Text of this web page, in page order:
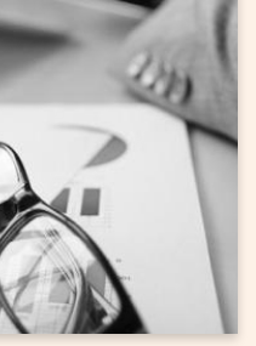
bij het vinden van
informatie technologie
de leden van de Dutch
van grote waarde.